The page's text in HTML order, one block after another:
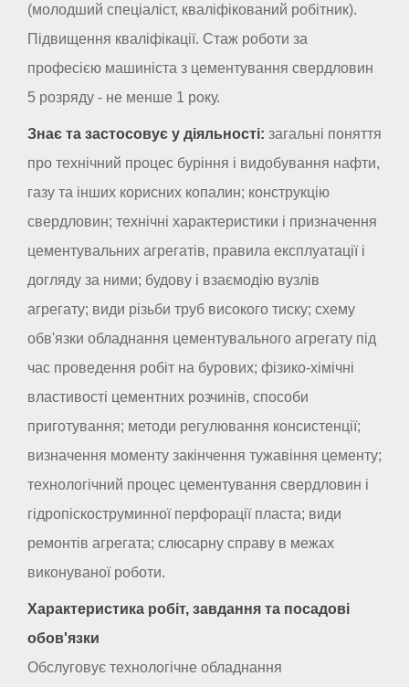
(молодший спеціаліст, кваліфікований робітник).
Підвищення кваліфікації. Стаж роботи за
професією машиніста з цементування свердловин
5 розряду - не менше 1 року.
Знає та застосовує у діяльності: загальні поняття
про технічний процес буріння і видобування нафти,
газу та інших корисних копалин; конструкцію
свердловин; технічні характеристики і призначення
цементувальних агрегатів, правила експлуатації і
догляду за ними; будову і взаємодію вузлів
агрегату; види різьби труб високого тиску; схему
обв'язки обладнання цементувального агрегату під
час проведення робіт на бурових; фізико-хімічні
властивості цементних розчинів, способи
приготування; методи регулювання консистенції;
визначення моменту закінчення тужавіння цементу;
технологічний процес цементування свердловин і
гідропіскоструминної перфорації пласта; види
ремонтів агрегата; слюсарну справу в межах
виконуваної роботи.
Характеристика робіт, завдання та посадові
обов'язки
Обслуговує технологічне обладнання